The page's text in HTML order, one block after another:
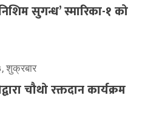
सुगन्ध’ स्मारिका-१ को
शुक्रबार
चौथो रक्तदान कार्यक्रम